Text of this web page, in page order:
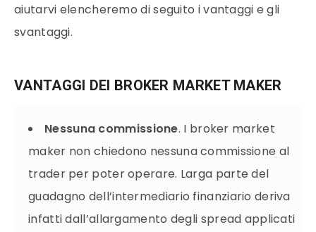
aiutarvi elencheremo di seguito i vantaggi e gli
svantaggi.
VANTAGGI DEI BROKER MARKET MAKER
Nessuna commissione. I broker market
maker non chiedono nessuna commissione al
trader per poter operare. Larga parte del
guadagno dell’intermediario finanziario deriva
infatti dall’allargamento degli spread applicati